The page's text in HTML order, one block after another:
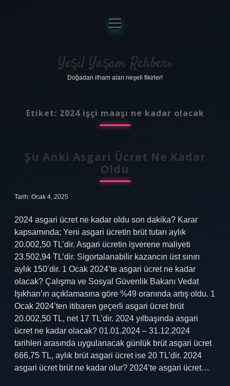
Anasayfa
Gizlilik Politikası
Yasal Uyarı
menüyü
aç
Yeşil Yaşam Rehberi
Doğadan ilham alan neşeli fikirler!
Etiket: 2024 işçi maaşı ne kadar olacak
Şu Anki Asgari Ücret Ne Kadar
Oldu
Tarih: Ocak 4, 2025
2024 asgari ücret ne kadar oldu son dakika? Karar
kapsamında; Yeni asgari ücretin brüt tutarı aylık
20.002,50 TL’dir. Asgari ücretin işverene maliyeti
23.502,94 TL’dir. Sigortalanabilir kazancın üst sınırı
aylık 150’dir. 1 Ocak 2024’te asgari ücret ne kadar
olacak? Çalışma ve Sosyal Güvenlik Bakanı Vedat
Işıkhan’ın açıklamasına göre %49 oranında artış oldu. 1
Ocak 2024’ten itibaren geçerli asgari ücret brüt
20.002,50 TL, net 17 TL’dir. 2024 yılbaşında asgari
ücret ne kadar olacak? 01.01.2024 – 31.12.2024
tarihleri ​​arasında uygulanacak günlük brüt asgari ücret
666,75 TL, aylık brüt asgari ücret ise 20 TL’dir. 2024
asgari ücret brüt ne kadar olur? 2024’te asgari ücret…